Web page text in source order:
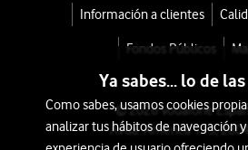
Medianoche
Información a clientes
Fondos Públicos
© 2026 Vodafone
Avda. América 115,
Ya sabes... lo de
Como sabes, usamos cookies
analizar tus hábitos de navegación